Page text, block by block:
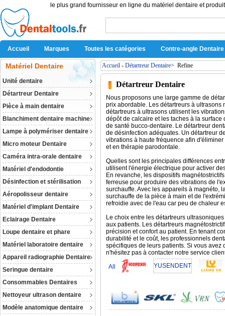
le plus grand fournisseur en ligne du matériel dentaire et
Accueil Marques Toutes les catégories Contre-angle Dentaire
Matériel Dentaire
Unité dentaire
Détartreur Dentaire
Pièce à main dentaire
Blanchiment dentaire machine
Lampe à polymériser dentaire
Micro moteur Dentaire
Caméra intra-orale dentaire
Matériel d'endodontie
Désinfection et stérilisation
Aéropolisseur dentaire
Matériel d'implant Dentaire
Eclairage Dentaire
Loupe dentaire et phare
Matériel laboratoire dentaire
Appareil radiographie Dentaire
Seringue dentaire
Consommables Dentaires
Nettoyeur ultrason dentaire
Modèle anatomique dentaire
Accueil - Détartreur Dentaire> Refine
Détartreur Dentaire
Nous proposons une large gamme de
prix abordable. Les détartreurs à
détartreurs à ultrasons utilisent les
dépôt de calcaire et les taches à la
de santé bucco-dentaire. Le détartreur
de désinfection adéquates. Un détartreur
vibrations à haute fréquence afin
et en thérapie parodontale.
Quelles sont les principales différences
utilisent l'énergie électrique pour activer
En revanche, les dispositifs
ferreuse pour produire des vibrations de
surchauffe. Avec les appareils à magnéto,
surchauffe de la pièce à main et de
refroidie avec de l'eau car peu de chaleur
Le choix entre les détartreurs
aux patients. Les détartreurs
précision et confort au patient. En tenant
durabilité et le coût, les professionnels
spécifiques de leurs patients. Si vous
n'hésitez pas à contacter notre service
All
YUSENDENT